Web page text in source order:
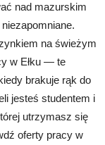
nad mazurskim
na świeżym
w Ełku — te
brakuje rąk do
jesteś studentem i
utrzymasz się
oferty pracy w